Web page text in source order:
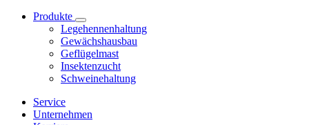
Produkte
Legehennenhaltung
Gewächshausbau
Geflügelmast
Insektenzucht
Schweinehaltung
Service
Unternehmen